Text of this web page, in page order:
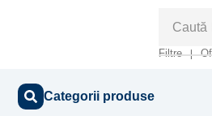
Caută
Filtre ❘
Categorii produse